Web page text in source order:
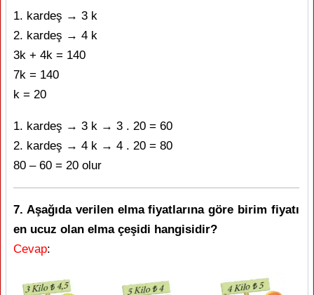
1. kardeş → 3 k
2. kardeş → 4 k
3k + 4k = 140
7k = 140
k = 20
1. kardeş → 3 k → 3 . 20 = 60
2. kardeş → 4 k → 4 . 20 = 80
80 – 60 = 20 olur
7. Aşağıda verilen elma fiyatlarına göre birim fiyatı
en ucuz olan elma çeşidi hangisidir?
Cevap: